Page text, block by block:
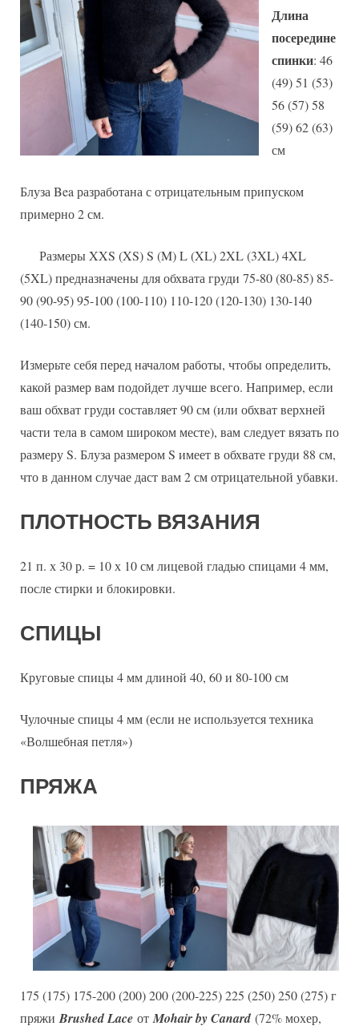
Длина
посередине
спинки: 46
(49) 51 (53)
56 (57) 58
(59) 62 (63)
см
Блуза Bea разработана с отрицательным припуском
примерно 2 см.
Размеры XXS (XS) S (M) L (XL) 2XL (3XL) 4XL
(5XL) предназначены для обхвата груди 75-80 (80-85) 85-
90 (90-95) 95-100 (100-110) 110-120 (120-130) 130-140
(140-150) см.
Измерьте себя перед началом работы, чтобы определить,
какой размер вам подойдет лучше всего. Например, если
ваш обхват груди составляет 90 см (или обхват верхней
части тела в самом широком месте), вам следует вязать по
размеру S. Блуза размером S имеет в обхвате груди 88 см,
что в данном случае даст вам 2 см отрицательной убавки.
ПЛОТНОСТЬ ВЯЗАНИЯ
21 п. х 30 р. = 10 х 10 см лицевой гладью спицами 4 мм,
после стирки и блокировки.
СПИЦЫ
Круговые спицы 4 мм длиной 40, 60 и 80-100 см
Чулочные спицы 4 мм (если не используется техника
«Волшебная петля»)
ПРЯЖА
175 (175) 175-200 (200) 200 (200-225) 225 (250) 250 (275) г
пряжи Brushed Lace от Mohair by Canard (72% мохер,